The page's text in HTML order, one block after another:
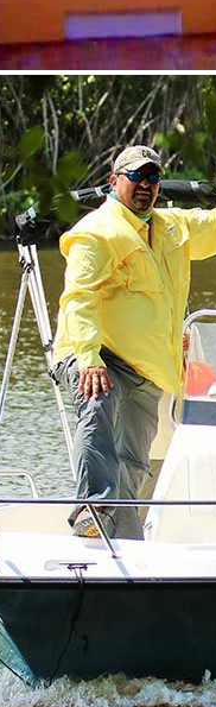
spots in
trips
Fishing in Mexico
f
Skype
Youtube